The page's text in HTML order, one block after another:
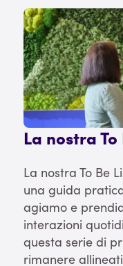
La nostra To
La nostra To Be
una guida
agiamo e
interazioni
questa serie di
rimanere